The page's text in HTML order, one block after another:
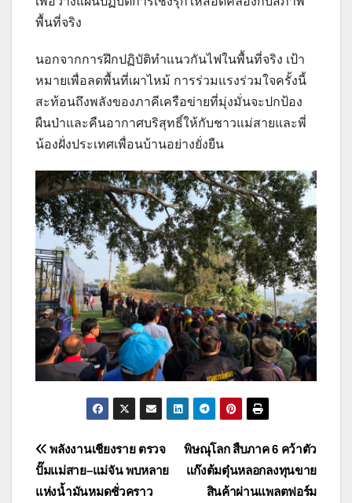
พื้นที่จริง
นอกจากการฝึกปฏิบัติทำแนวกันไฟในพื้นที่จริง เป้า
หมายเพื่อลดพื้นที่เผาไหม้ การร่วมแรงร่วมใจครั้งนี้
สะท้อนถึงพลังของภาคีเครือข่ายที่มุ่งมั่นจะปกป้อง
ผืนป่าและคืนอากาศบริสุทธิ์ให้กับชาวแม่สายและพี่
น้องฝั่งประเทศเพื่อนบ้านอย่างยั่งยืน
แนะแนว
เรื่อง
พิษณุโลก สืบภาค 6 คว้าตัว
แก๊งต้มตุ๋นหลอกลงทุนขาย
สินค้าผ่านแพลตฟอร์ม
พลังงานเชียงราย ตรวจ
ปั๊มแม่สาย–แม่จัน พบหลาย
แห่งน้ำมันหมดชั่วคราว